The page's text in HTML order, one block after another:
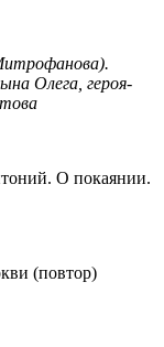
Олега, героя-
О покаянии.
(повтор)